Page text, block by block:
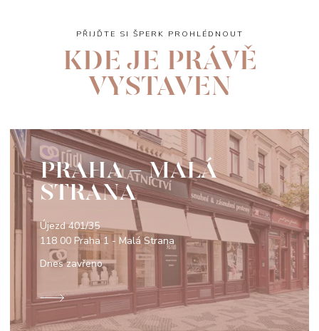
PŘIJĎTE SI ŠPERK PROHLÉDNOUT
KDE JE PRÁVĚ
VYSTAVEN
PRAHA - MALÁ
STRANA
Újezd 401/35
118 00 Praha 1 - Malá Strana
Dnes zavřeno